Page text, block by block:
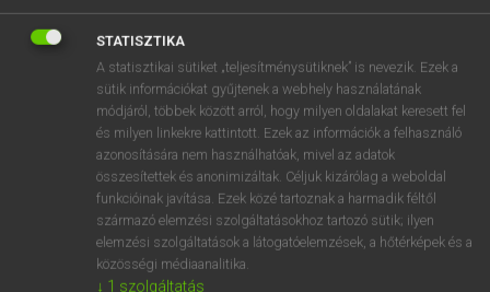
OOOOPS!
STATISZTIKA
A statisztikai sütiket „teljesítménysütiknek” is nevezik. Ezek a
sütik információkat gyűjtenek a webhely használatának
módjáról, többek között arról, hogy milyen oldalakat keresett fel
és milyen linkekre kattintott. Ezek az információk a felhasználó
azonosítására nem használhatóak, mivel az adatok
összesítettek és anonimizáltak. Céljuk kizárólag a weboldal
funkcióinak javítása. Ezek közé tartoznak a harmadik féltől
származó elemzési szolgáltatásokhoz tartozó sütik; ilyen
elemzési szolgáltatások a látogatóelemzések, a hőtérképek és a
közösségi médiaanalitika.
↓ 1 szolgáltatás